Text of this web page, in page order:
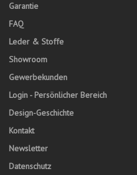
Garantie
FAQ
Leder & Stoffe
Showroom
Gewerbekunden
Login - Persönlicher Bereich
Design-Geschichte
Kontakt
Newsletter
Datenschutz